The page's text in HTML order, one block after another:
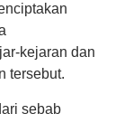
kejaran dan
tersebut.
sebab